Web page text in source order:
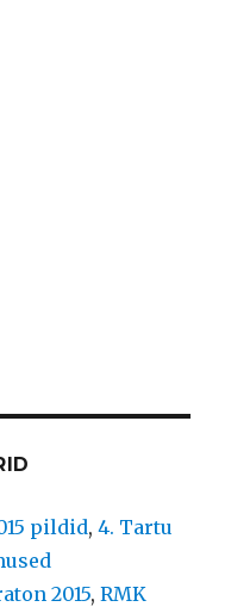
pildid,4. Tartu
2015,RMK